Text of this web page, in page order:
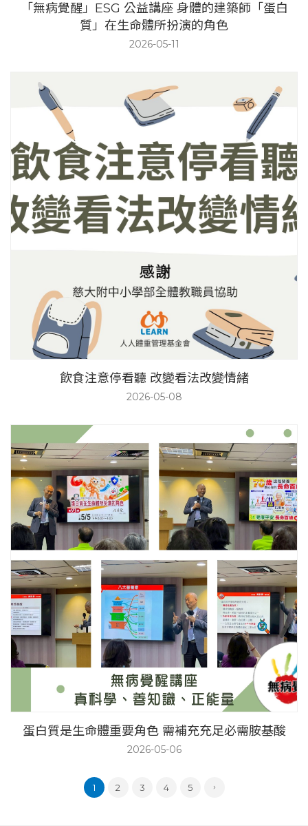
「無病覺醒」ESG 公益講座 身體的建築師「蛋白
質」在生命體所扮演的角色
2026-05-11
飲食注意停看聽 改變看法改變情緒
2026-05-08
蛋白質是生命體重要角色 需補充充足必需胺基酸
2026-05-06
1 2 3 4 5